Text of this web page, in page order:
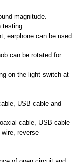
magnitude.
earphone can be used
can be rotated for
on the light switch at
USB cable and
cable, USB cable
reverse